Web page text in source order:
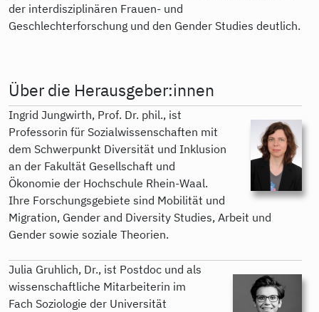
der interdisziplinären Frauen- und
Geschlechterforschung und den Gender Studies deutlich.
Über die Herausgeber:innen
Ingrid Jungwirth, Prof. Dr. phil., ist
Professorin für Sozialwissenschaften mit
dem Schwerpunkt Diversität und Inklusion
an der Fakultät Gesellschaft und
Ökonomie der Hochschule Rhein-Waal.
Ihre Forschungsgebiete sind Mobilität und
Migration, Gender and Diversity Studies, Arbeit und
Gender sowie soziale Theorien.
Julia Gruhlich, Dr., ist Postdoc und als
wissenschaftliche Mitarbeiterin im
Fach Soziologie der Universität